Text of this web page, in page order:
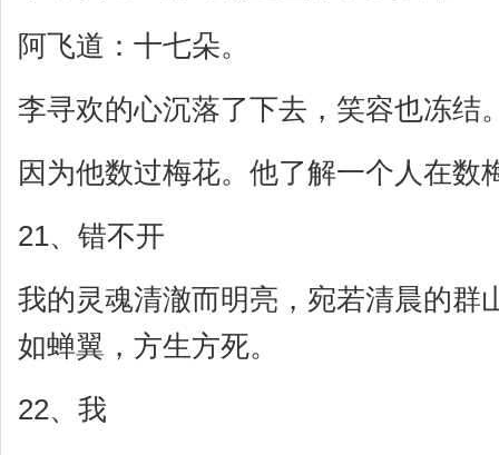
阿飞道：十七朵。
李寻欢的心沉落了下去，笑容也冻结
因为他数过梅花。他了解一个人在数
21、错不开
我的灵魂清澈而明亮，宛若清晨的群
如蝉翼，方生方死。
22、我